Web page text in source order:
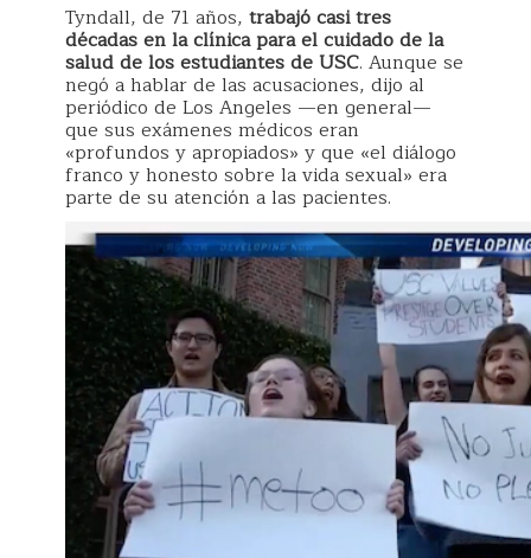
Tyndall, de 71 años, trabajó casi tres
décadas en la clínica para el cuidado de la
salud de los estudiantes de USC. Aunque se
negó a hablar de las acusaciones, dijo al
periódico de Los Angeles —en general—
que sus exámenes médicos eran
«profundos y apropiados» y que «el diálogo
franco y honesto sobre la vida sexual» era
parte de su atención a las pacientes.